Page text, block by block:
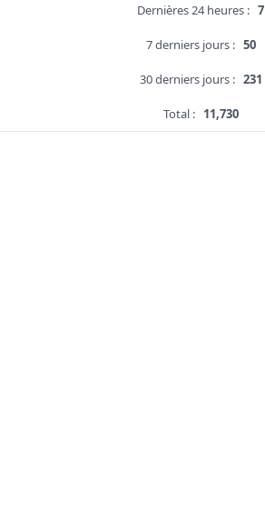
Dernières 24 heures : 7
7 derniers jours : 50
30 derniers jours : 231
Total : 11,730